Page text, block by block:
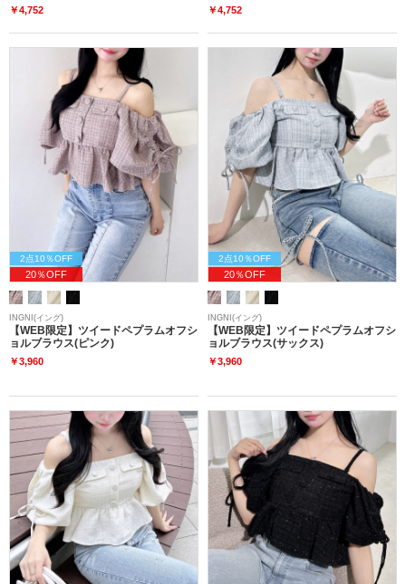
￥4,752 ￥4,752
2点10％OFF
20％OFF
INGNI(イング)
【WEB限定】ツイードペプラムオフシ
ョルブラウス(ピンク)
￥3,960
2点10％OFF
20％OFF
INGNI(イング)
【WEB限定】ツイードペプラムオフシ
ョルブラウス(サックス)
￥3,960